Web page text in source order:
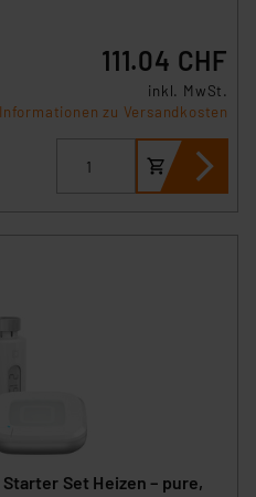
111.04 CHF
inkl. MwSt.
Informationen zu Versandkosten
Set Heizen – pure,